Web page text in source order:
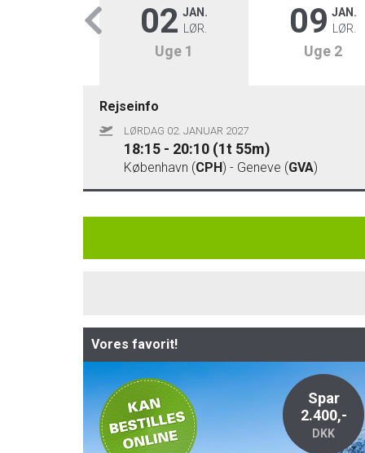
02 JAN.
LØR.
Uge 1
09 JAN.
LØR.
Uge 2
Rejseinfo
LØRDAG 02. JANUAR 2027
18:15 - 20:10 (1t 55m)
København (CPH) - Geneve (GVA)
Vores favorit!
Privat
Spar
2.400,-
DKK